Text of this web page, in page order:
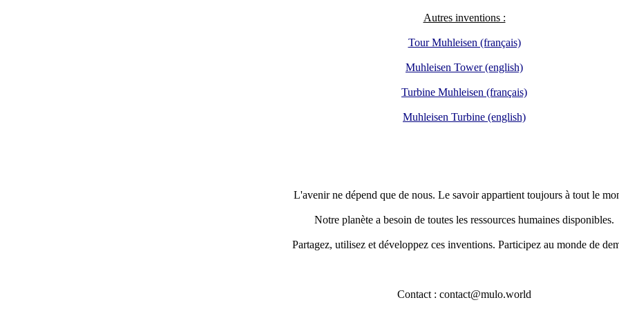
Autres inventions :
Tour Muhleisen (français)
Muhleisen Tower (english)
Turbine Muhleisen (français)
Muhleisen Turbine (english)
L'avenir ne dépend que de nous. Le savoir appartient toujours à tout le
Notre planète a besoin de toutes les ressources humaines disponibles.
Partagez, utilisez et développez ces inventions. Participez au monde de
Contact : contact@mulo.world